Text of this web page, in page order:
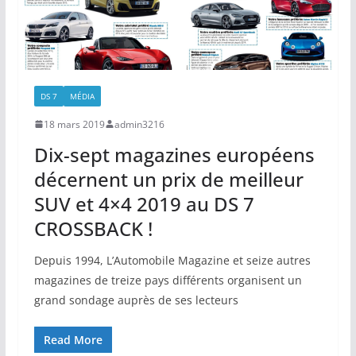
DS 7 MÉDIA
18 mars 2019 admin3216
Dix-sept magazines européens
décernent un prix de meilleur
SUV et 4×4 2019 au DS 7
CROSSBACK !
Depuis 1994, L’Automobile Magazine et seize autres
magazines de treize pays différents organisent un
grand sondage auprès de ses lecteurs
Read More